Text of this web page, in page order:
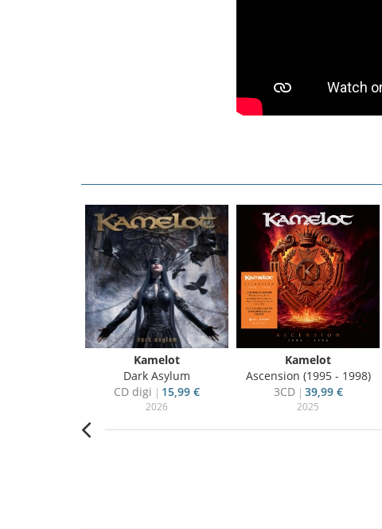
Kamelot
Dark Asylum
CD digi
15,99 €
2026
Kamelot
Ascension (1995 - 1998)
3CD
39,99 €
2025